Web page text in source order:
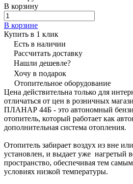
В корзину
В корзине
Купить в 1 клик
Есть в наличии
Рассчитать доставку
Нашли дешевле?
Хочу в подарок
Отопительное оборудование
Цена действительна только для
отличаться от цен в розничных
ПЛАНАР 44Б - это автономный
отопитель, который работает как
дополнительная система отопления.
Отопитель забирает воздух из вне
установлен, и выдает уже нагретый
пространство, обеспечивая тем
условиях низкой температуры.